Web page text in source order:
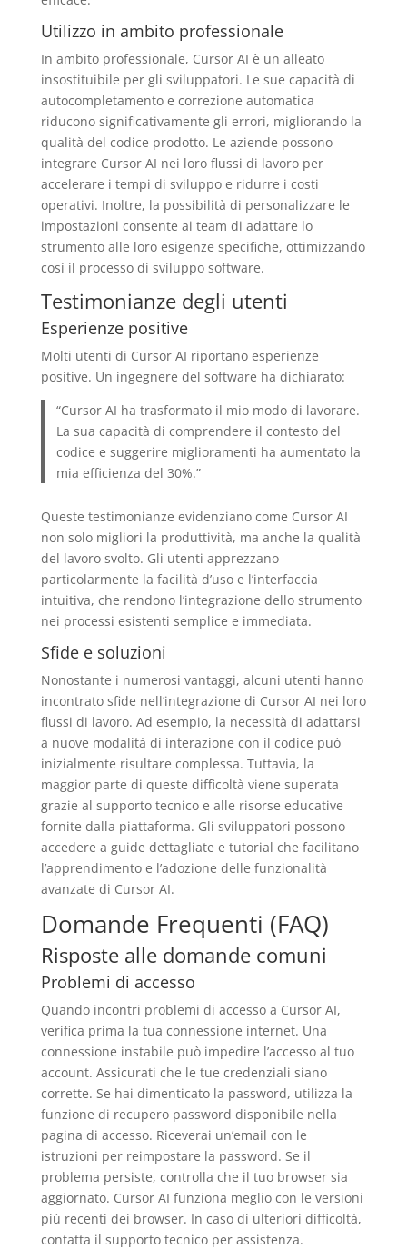
Utilizzo in ambito professionale
In ambito professionale, Cursor AI è un alleato
insostituibile per gli sviluppatori. Le sue capacità di
autocompletamento e correzione automatica
riducono significativamente gli errori, migliorando la
qualità del codice prodotto. Le aziende possono
integrare Cursor AI nei loro flussi di lavoro per
accelerare i tempi di sviluppo e ridurre i costi
operativi. Inoltre, la possibilità di personalizzare le
impostazioni consente ai team di adattare lo
strumento alle loro esigenze specifiche, ottimizzando
così il processo di sviluppo software.
Testimonianze degli utenti
Esperienze positive
Molti utenti di Cursor AI riportano esperienze
positive. Un ingegnere del software ha dichiarato:
“Cursor AI ha trasformato il mio modo di lavorare.
La sua capacità di comprendere il contesto del
codice e suggerire miglioramenti ha aumentato la
mia efficienza del 30%.”
Queste testimonianze evidenziano come Cursor AI
non solo migliori la produttività, ma anche la qualità
del lavoro svolto. Gli utenti apprezzano
particolarmente la facilità d’uso e l’interfaccia
intuitiva, che rendono l’integrazione dello strumento
nei processi esistenti semplice e immediata.
Sfide e soluzioni
Nonostante i numerosi vantaggi, alcuni utenti hanno
incontrato sfide nell’integrazione di Cursor AI nei loro
flussi di lavoro. Ad esempio, la necessità di adattarsi
a nuove modalità di interazione con il codice può
inizialmente risultare complessa. Tuttavia, la
maggior parte di queste difficoltà viene superata
grazie al supporto tecnico e alle risorse educative
fornite dalla piattaforma. Gli sviluppatori possono
accedere a guide dettagliate e tutorial che facilitano
l’apprendimento e l’adozione delle funzionalità
avanzate di Cursor AI.
Domande Frequenti (FAQ)
Risposte alle domande comuni
Problemi di accesso
Quando incontri problemi di accesso a Cursor AI,
verifica prima la tua connessione internet. Una
connessione instabile può impedire l’accesso al tuo
account. Assicurati che le tue credenziali siano
corrette. Se hai dimenticato la password, utilizza la
funzione di recupero password disponibile nella
pagina di accesso. Riceverai un’email con le
istruzioni per reimpostare la password. Se il
problema persiste, controlla che il tuo browser sia
aggiornato. Cursor AI funziona meglio con le versioni
più recenti dei browser. In caso di ulteriori difficoltà,
contatta il supporto tecnico per assistenza.